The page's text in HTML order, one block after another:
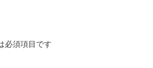
必須項目です